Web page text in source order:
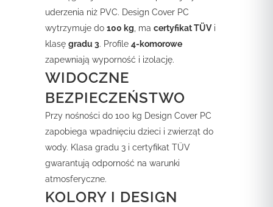
uderzenia niż PVC. Design Cover PC
wytrzymuje do 100 kg , ma certyfikat TÜVi
klasę gradu 3. Profile 4-komorowe
zapewniają wyporność i izolację.
WIDOCZNE
BEZPIECZEŃSTWO
Przy nośności do 100 kg Design Cover PC
zapobiega wpadnięciu dzieci i zwierząt do
wody. Klasa gradu 3 i certyfikat TÜV
gwarantują odporność na warunki
atmosferyczne.
KOLORY I DESIGN